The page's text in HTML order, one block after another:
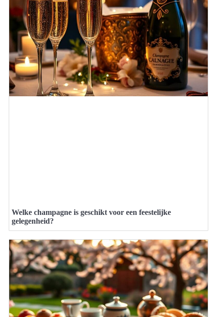
Welke champagne is geschikt voor een feestelijke
gelegenheid?